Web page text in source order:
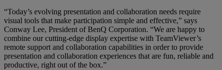
“Today’s evolving presentation and collaboration needs require
visual tools that make participation simple and effective,” says
Conway Lee, President of BenQ Corporation. “We are happy to
combine our cutting-edge display expertise with TeamViewer’s
remote support and collaboration capabilities in order to provide
presentation and collaboration experiences that are fun, reliable and
productive, right out of the box.”